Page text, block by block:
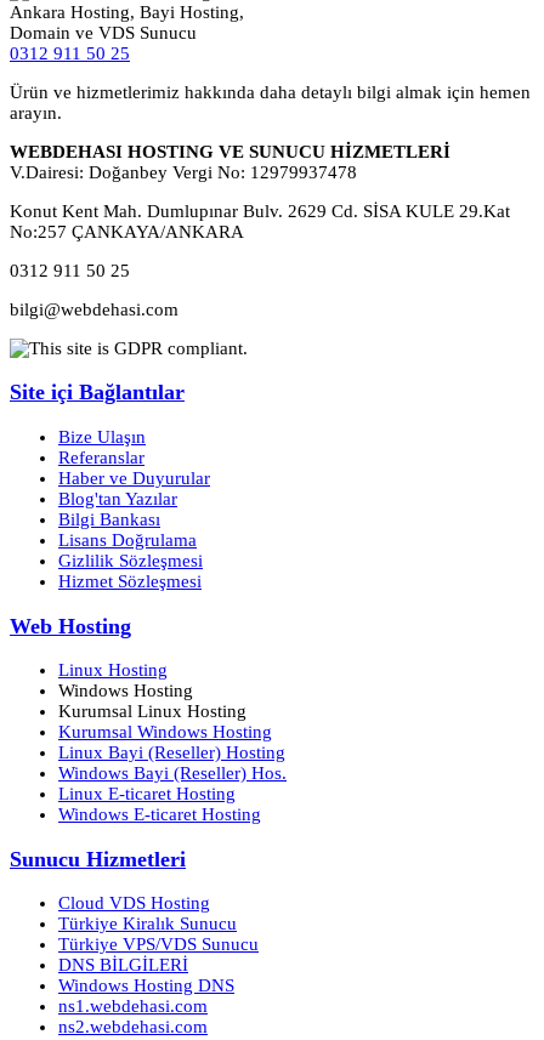
0312 911 50 25
Ürün ve hizmetlerimiz hakkında daha detaylı bilgi almak için hemen
arayın.
WEBDEHASI HOSTING VE SUNUCU HİZMETLERİ
V.Dairesi: Doğanbey Vergi No: 12979937478
Konut Kent Mah. Dumlupınar Bulv. 2629 Cd. SİSA KULE 29.Kat
No:257 ÇANKAYA/ANKARA
0312 911 50 25
bilgi@webdehasi.com
Site içi Bağlantılar
Bize Ulaşın
Referanslar
Haber ve Duyurular
Blog'tan Yazılar
Bilgi Bankası
Lisans Doğrulama
Gizlilik Sözleşmesi
Hizmet Sözleşmesi
Web Hosting
Linux Hosting
Windows Hosting
Kurumsal Linux Hosting
Kurumsal Windows Hosting
Linux Bayi (Reseller) Hosting
Windows Bayi (Reseller) Hos.
Linux E-ticaret Hosting
Windows E-ticaret Hosting
Sunucu Hizmetleri
Cloud VDS Hosting
Türkiye Kiralık Sunucu
Türkiye VPS/VDS Sunucu
DNS BİLGİLERİ
Windows Hosting DNS
ns1.webdehasi.com
ns2.webdehasi.com